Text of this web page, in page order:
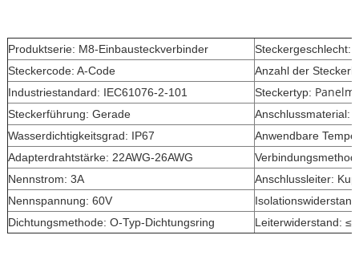
Produktserie: M8-Einbausteckverbinder
Steckergeschlecht:
Steckercode: A-Code
Anzahl der
Industriestandard: IEC61076-2-101
Steckertyp:
Steckerführung: Gerade
Anschlussmaterial:
Wasserdichtigkeitsgrad: IP67
Anwendbare
Adapterdrahtstärke: 22AWG-26AWG
Nennstrom: 3A
Anschlussleiter:
Nennspannung: 60V
Dichtungsmethode: O-Typ-Dichtungsring
Leiterwiderstand: